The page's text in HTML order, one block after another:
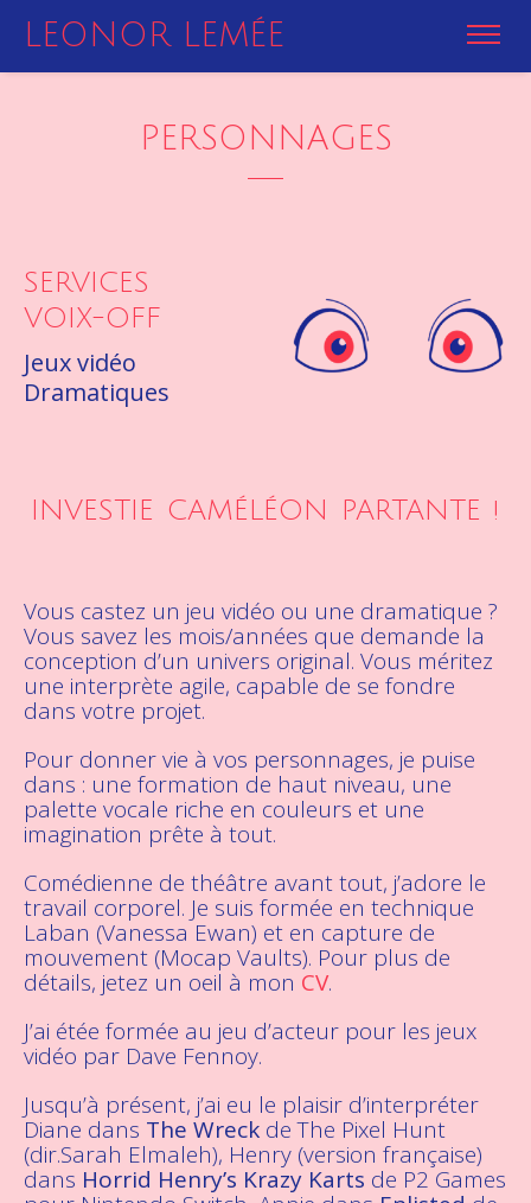
LEONOR LEMÉE
PERSONNAGES
SERVICES
VOIX-OFF
Jeux vidéo
Dramatiques
INVESTIE CAMÉLÉON PARTANTE !
Vous castez un jeu vidéo ou une dramatique ?
Vous savez les mois/années que demande la
conception d’un univers original. Vous méritez
une interprète agile, capable de se fondre
dans votre projet.
Pour donner vie à vos personnages, je puise
dans : une formation de haut niveau, une
palette vocale riche en couleurs et une
imagination prête à tout.
Comédienne de théâtre avant tout, j’adore le
travail corporel. Je suis formée en technique
Laban (Vanessa Ewan) et en capture de
mouvement (Mocap Vaults). Pour plus de
détails, jetez un oeil à mon CV.
J’ai étée formée au jeu d’acteur pour les jeux
vidéo par Dave Fennoy.
Jusqu’à présent, j’ai eu le plaisir d’interpréter
Diane dans The Wreck de The Pixel Hunt
(dir.Sarah Elmaleh), Henry (version française)
dans Horrid Henry’s Krazy Karts de P2 Games
LEONOR LEMÉE